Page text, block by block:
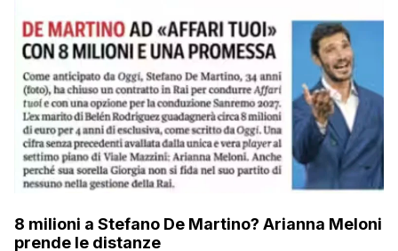
8 milioni a Stefano De Martino? Arianna Meloni
prende le distanze